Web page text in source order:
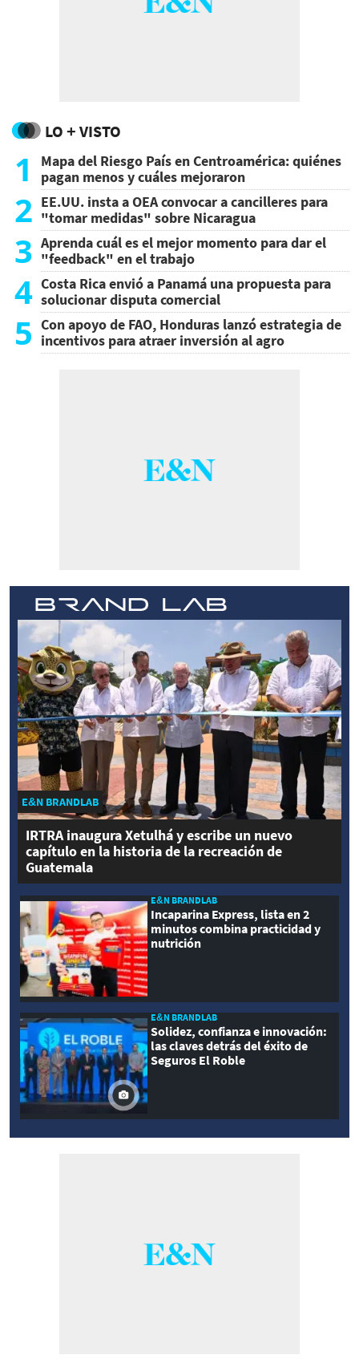
LO + VISTO
1
Mapa del Riesgo País en Centroamérica: quiénes
pagan menos y cuáles mejoraron
2 EE.UU. insta a OEA convocar a cancilleres para
"tomar medidas" sobre Nicaragua
3 Aprenda cuál es el mejor momento para dar el
"feedback" en el trabajo
4 Costa Rica envió a Panamá una propuesta para
solucionar disputa comercial
5 Con apoyo de FAO, Honduras lanzó estrategia de
incentivos para atraer inversión al agro
E&N BRANDLAB
IRTRA inaugura Xetulhá y escribe un nuevo
capítulo en la historia de la recreación de
Guatemala
E&N BRANDLAB
Incaparina Express, lista en 2
minutos combina practicidad y
nutrición
E&N BRANDLAB
Solidez, confianza e innovación:
las claves detrás del éxito de
Seguros El Roble